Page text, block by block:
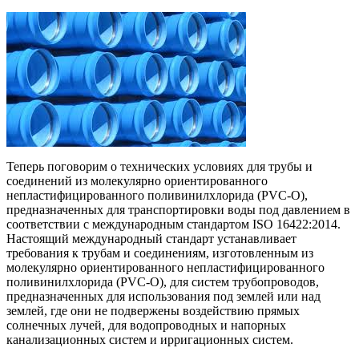
Теперь поговорим о технических условиях для трубы и
соединений из молекулярно ориентированного
непластифицированного поливинилхлорида (PVC-О),
предназначенных для транспортировки воды под давлением в
соответствии с международным стандартом ISO 16422:2014.
Настоящий международный стандарт устанавливает
требования к трубам и соединениям, изготовленным из
молекулярно ориентированного непластифицированного
поливинилхлорида (PVC-O), для систем трубопроводов,
предназначенных для использования под землей или над
землей, где они не подвержены воздействию прямых
солнечных лучей, для водопроводных и напорных
канализационных систем и ирригационных систем.